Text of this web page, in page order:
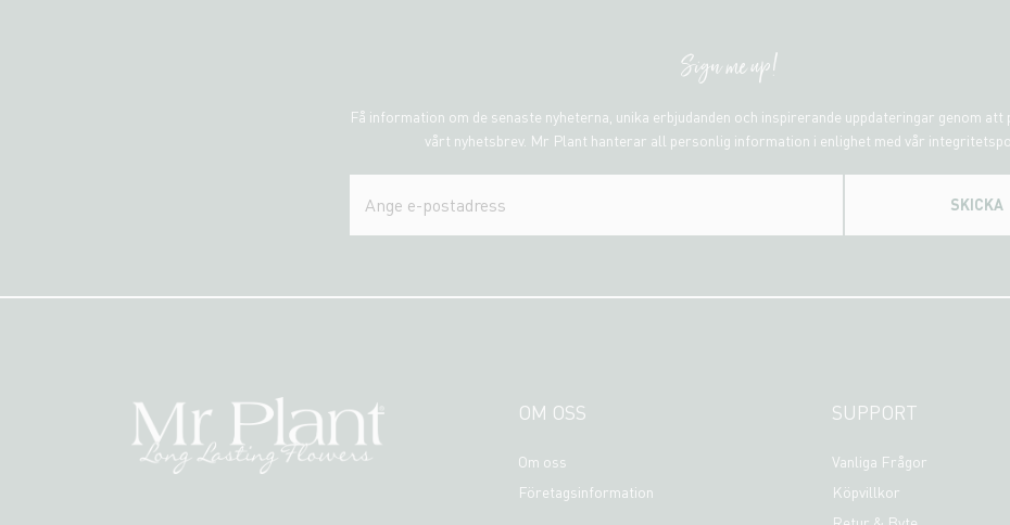
Sign me up!
Få information om de senaste nyheterna, unika erbjudanden och inspirerande uppdateringar genom att
vårt nyhetsbrev. Mr Plant hanterar all personlig information i enlighet med vår
SKICKA
OM OSS
Om oss
Företagsinformation
SUPPORT
Vanliga Frågor
Köpvillkor